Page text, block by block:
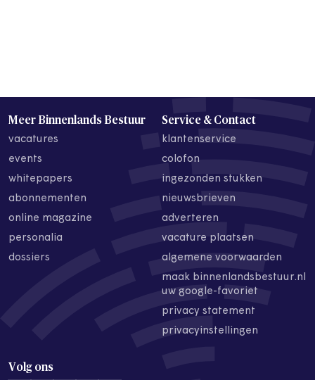
Meer Binnenlands Bestuur
vacatures
events
whitepapers
abonnementen
online magazine
personalia
dossiers
Service & Contact
klantenservice
colofon
ingezonden stukken
nieuwsbrieven
adverteren
vacature plaatsen
algemene voorwaarden
maak binnenlandsbestuur.nl
uw google-favoriet
privacy statement
privacyinstellingen
Volg ons